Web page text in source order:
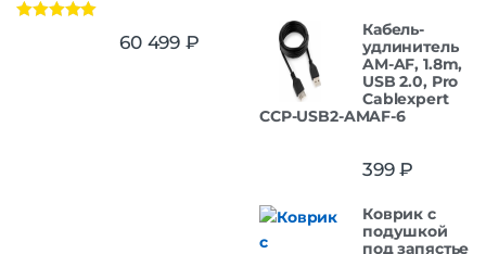
60 499 ₽
Кабель-
удлинитель
AM-AF, 1.8m,
USB 2.0, Pro
Cablexpert
CCP-USB2-AMAF-6
399₽
Коврик с
подушкой
под запястье